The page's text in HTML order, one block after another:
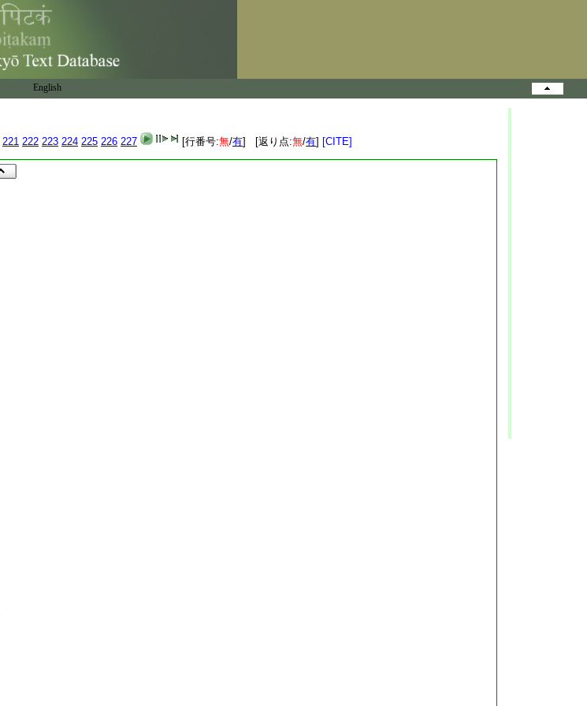
English
221 222 223 224 225 226 227 [行番号:無/有] [返り点:無/有] [CITE]